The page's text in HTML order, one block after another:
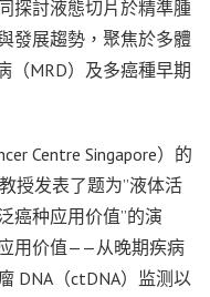
探討液態切片於精準腫
發展趨勢，聚焦於多體
（MRD）及多癌種早期
Centre Singapore）的
授发表了题为”液体活
癌种应用价值”的演
用价值——从晚期疾病
DNA（ctDNA）监测以